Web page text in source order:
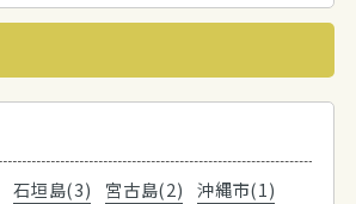
石垣島(3) 宮古島(2) 沖縄市(1)